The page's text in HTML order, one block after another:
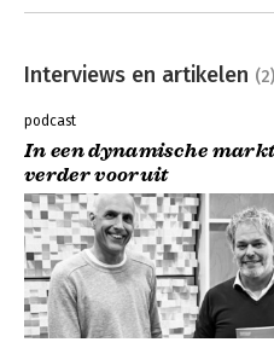
Interviews en artikelen (2)
podcast
In een dynamische
verder vooruit